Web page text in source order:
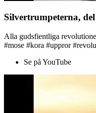
Silvertrumpeterna,
Alla gudsfientliga
#mose #kora #uppror
Se på YouTube